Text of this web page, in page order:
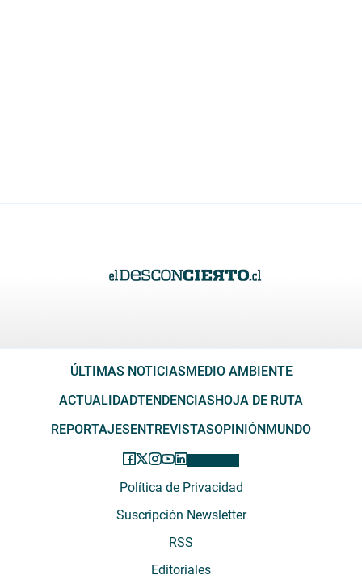
ÚLTIMAS NOTICIASMEDIO AMBIENTE
ACTUALIDADTENDENCIASHOJA DE RUTA
REPORTAJESENTREVISTASOPINIÓNMUNDO
Política de Privacidad
Suscripción Newsletter
RSS
Editoriales